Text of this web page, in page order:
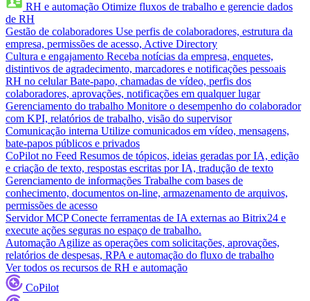
RH e automação Otimize fluxos de trabalho e gerencie dados
de RH
Gestão de colaboradores Use perfis de colaboradores, estrutura da
empresa, permissões de acesso, Active Directory
Cultura e engajamento Receba notícias da empresa, enquetes,
distintivos de agradecimento, marcadores e notificações pessoais
RH no celular Bate-papo, chamadas de vídeo, perfis dos
colaboradores, aprovações, notificações em qualquer lugar
Gerenciamento do trabalho Monitore o desempenho do colaborador
com KPI, relatórios de trabalho, visão do supervisor
Comunicação interna Utilize comunicados em vídeo, mensagens,
bate-papos públicos e privados
CoPilot no Feed Resumos de tópicos, ideias geradas por IA, edição
e criação de texto, respostas escritas por IA, tradução de texto
Gerenciamento de informações Trabalhe com bases de
conhecimento, documentos on-line, armazenamento de arquivos,
permissões de acesso
Servidor MCP Conecte ferramentas de IA externas ao Bitrix24 e
execute ações seguras no espaço de trabalho.
Automação Agilize as operações com solicitações, aprovações,
relatórios de despesas, RPA e automação do fluxo de trabalho
Ver todos os recursos de RH e automação
CoPilot